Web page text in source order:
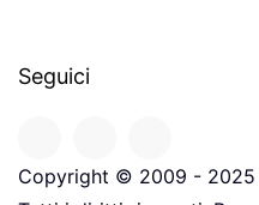
Seguici
Copyright © 2009 - 2025